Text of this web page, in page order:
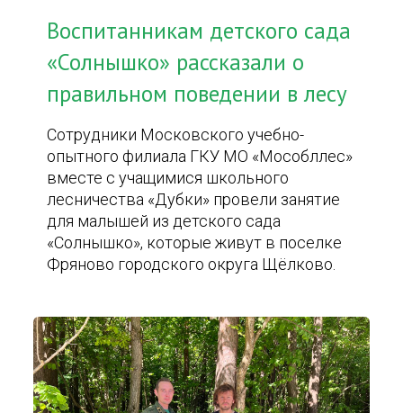
Воспитанникам детского сада
«Солнышко» рассказали о
правильном поведении в лесу
Сотрудники Московского учебно-
опытного филиала ГКУ МО «Мособллес»
вместе с учащимися школьного
лесничества «Дубки» провели занятие
для малышей из детского сада
«Солнышко», которые живут в поселке
Фряново городского округа Щёлково.